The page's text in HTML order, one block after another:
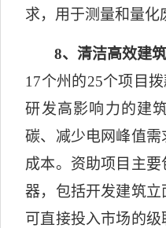
求，用于测量和量化
8、清洁高效建筑
17个州的25个项目拨
研发高影响力的建
碳、减少电网峰值
成本。资助项目主要
器，包括开发建筑
可直接投入市场的